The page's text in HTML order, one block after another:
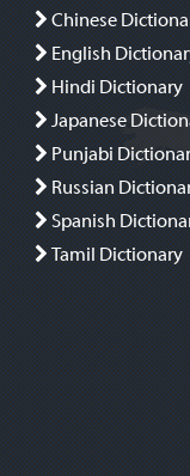
Chinese
English
Hindi Dictionary
Japanese
Punjabi
Russian
Spanish
Tamil Dictionary